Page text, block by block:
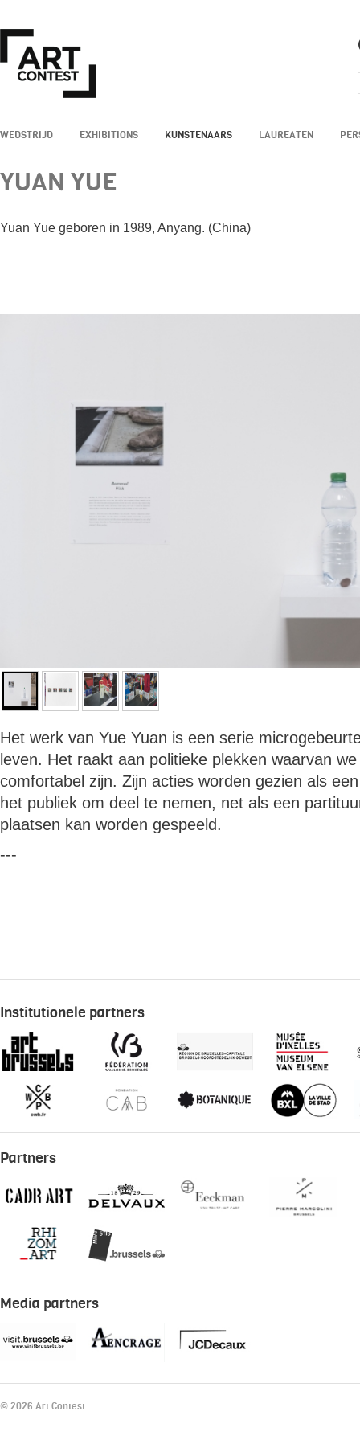
WEDSTRIJD EXHIBITIONS KUNSTENAARS LAUREATEN
YUAN YUE
Yuan Yue geboren in 1989, Anyang. (China)
Het werk van Yue Yuan is een serie
leven. Het raakt aan politieke plekken waarvan
comfortabel zijn. Zijn acties worden gezien als
het publiek om deel te nemen, net als een
plaatsen kan worden gespeeld.
---
Institutionele partners
Partners
Media partners
© 2026 Art Contest